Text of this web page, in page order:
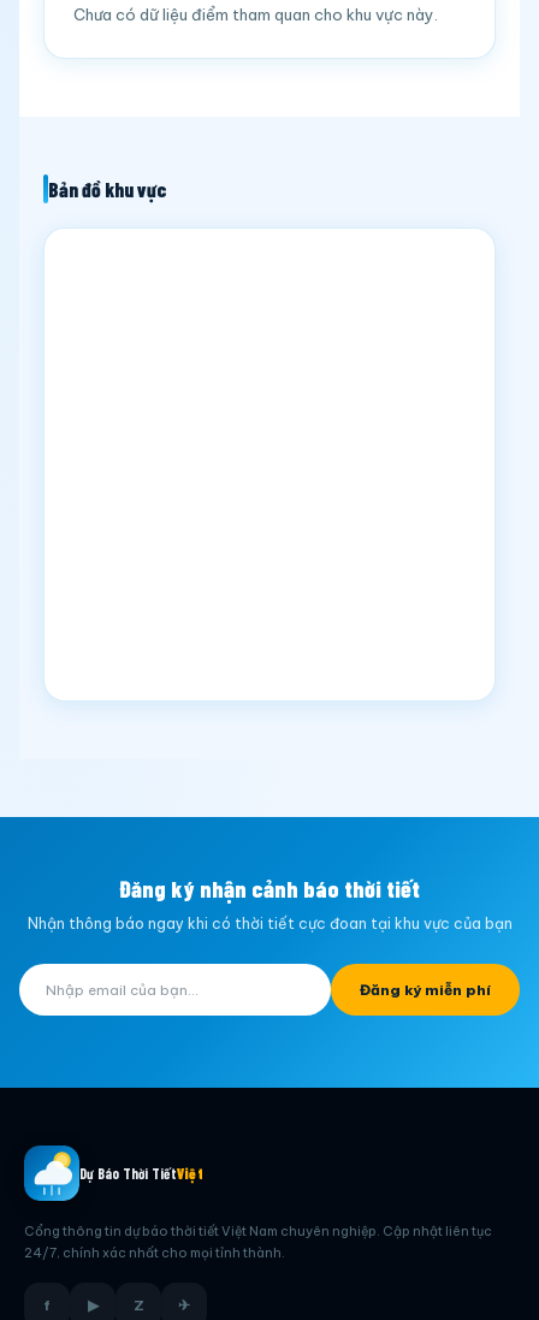
Chưa có dữ liệu điểm tham quan cho khu vực này.
Bản đồ khu vực
Đăng ký nhận cảnh báo thời tiết
Nhận thông báo ngay khi có thời tiết cực đoan tại khu vực của bạn
Đăng ký miễn phí
Dự Báo Thời TiếtViệt
Cổng thông tin dự báo thời tiết Việt Nam chuyên nghiệp. Cập nhật liên tục
24/7, chính xác nhất cho mọi tỉnh thành.
f ▶ Z ✈